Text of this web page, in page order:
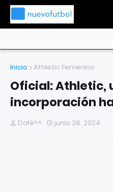
Inicio Athletic Femenino
Oficial: Athletic,
incorporación
DaNi^^ junio 28, 2024